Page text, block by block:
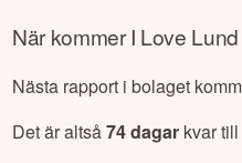
När kommerI Love Lund
Nästa rapport i bolaget
Det är altså74dagar kvar